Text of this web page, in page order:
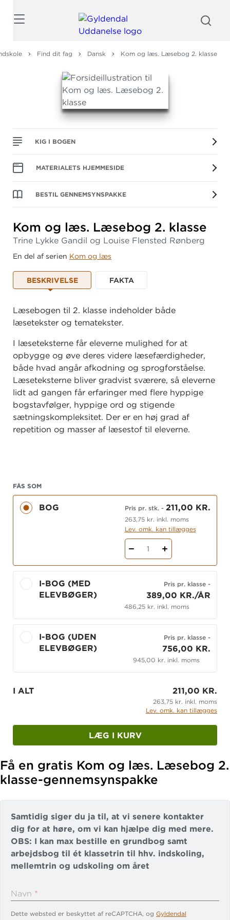
Find dit fag Dansk Kom og læs. Læsebog 2. klasse
KIG I BOGEN
MATERIALETS HJEMMESIDE
BESTIL GENNEMSYNSPAKKE
Kom og læs. Læsebog 2. klasse
Trine Lykke Gandil og Louise Flensted Rønberg
En del af serien Kom og læs
BESKRIVELSE FAKTA
Læsebogen til 2. klasse indeholder både
læsetekster og tematekster.
I læseteksterne får eleverne mulighed for at
opbygge og øve deres videre læsefærdigheder,
både hvad angår afkodning og sprogforståelse.
Læseteksterne bliver gradvist sværere, så eleverne
lidt ad gangen får erfaringer med flere hyppige
bogstavfølger, hyppige ord og stigende
sætningskompleksitet. Der er en høj grad af
repetition og masser af læsestof til eleverne.
I læsebogens syv tematekster møder eleverne
forskellige typer af tekster, der giver et fælles
udgangspunkt for at udvikle sprog og læselyst.
Oplæsning og samtaler om tekster hører med til at
blive en god læser. Udover Vitello møder eleverne
andre litterære universer samt forskellige genrer.
Teksterne fungerer desuden som afsæt for
elevernes egen kreative skriftproduktion.
Kom og læsbygger på dansk og international
læseforskning og er skrevet af de erfarne
undervisere Louise Rønberg og Trine Lykke Gandil
– begge lektorer ved Københavns
Professionshøjskole. Systemet er udviklet i tæt
dialog med garvede børnehaveklasseledere og
lærere.
Få overblik over alle materialer i systemet
FÅS SOM
BOG Pris pr. stk.- 211,00 KR.
263,75 kr. inkl. moms
Lev. omk. kan tillægges
1
I-BOG (MED
ELEVBØGER)
Pris pr. klasse-
389,00 KR./ÅR
486,25 kr. inkl. moms
I-BOG (UDEN
ELEVBØGER)
Pris pr. klasse-
756,00 KR.
945,00 kr. inkl. moms
I ALT 211,00 KR.
263,75 kr. inkl. moms
Lev. omk. kan tillægges
LÆG I KURV
Få en gratis Kom og læs. Læsebog 2.
klasse-gennemsynspakke
Samtidig siger du ja til, at vi senere kontakter
dig for at høre, om vi kan hjælpe dig med mere.
OBS: I kan max bestille en grundbog samt
arbejdsbog til ét klassetrin til hhv. indskoling,
mellemtrin og udskoling om året
Navn *
Dette websted er beskyttet af reCAPTCHA, og Gyldendal